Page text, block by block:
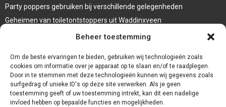
Beheer toestemming
Om de beste ervaringen te bieden, gebruiken wij technologieën zoals
cookies om informatie over je apparaat op te slaan en/of te raadplegen.
Door in te stemmen met deze technologieën kunnen wij gegevens zoals
surfgedrag of unieke ID's op deze site verwerken. Als je geen
toestemming geeft of uw toestemming intrekt, kan dit een nadelige
invloed hebben op bepaalde functies en mogelijkheden.
Party poppers gebruiken bij verschillende gelegenheden
Geheimen van toiletontstoppers uit Waddinxveen
Vormen van terrasaankleding